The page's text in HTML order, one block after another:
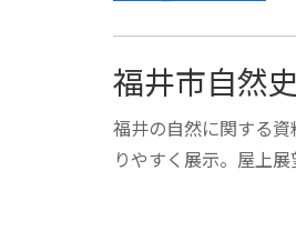
福井市自然
福井の自然に関する
りやすく展示。屋上